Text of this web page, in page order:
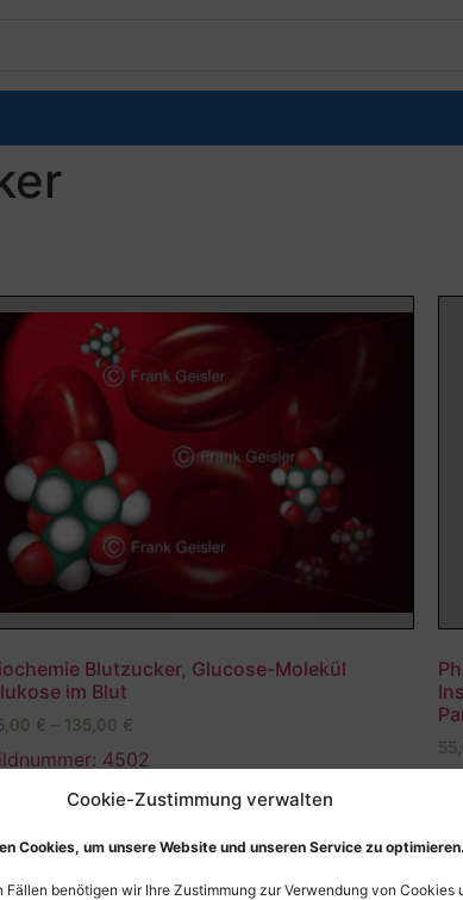
Cookie-Zustimmung verwalten
Cookies, um unsere Website und unseren Service zu optimieren.
Fällen benötigen wir Ihre Zustimmung zur Verwendung von Cookies
Blutzucker, Glucose-Molekül
im Blut
€ – 135,00 €
4502
Ausführung wählen